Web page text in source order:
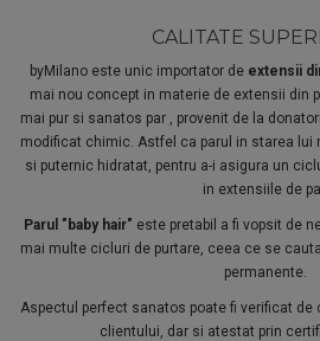
CALITATE
byMilano este unic importator de extensii
mai nou concept in materie de extensii din
mai pur si sanatos par , provenit de la
modificat chimic. Astfel ca parul in starea
si puternic hidratat, pentru a-i asigura un
in extensiile de
Parul "baby hair" este pretabil a fi vopsit de
mai multe cicluri de purtare, ceea ce se
permanente.
Aspectul perfect sanatos poate fi verificat de
clientului, dar si atestat prin